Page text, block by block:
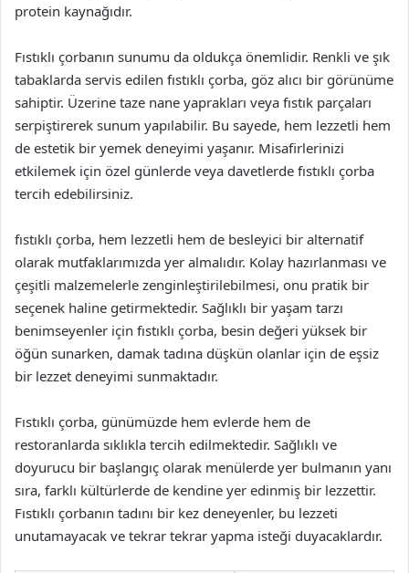
protein kaynağıdır.
Fıstıklı çorbanın sunumu da oldukça önemlidir. Renkli ve şık
tabaklarda servis edilen fıstıklı çorba, göz alıcı bir görünüme
sahiptir. Üzerine taze nane yaprakları veya fıstık parçaları
serpiştirerek sunum yapılabilir. Bu sayede, hem lezzetli hem
de estetik bir yemek deneyimi yaşanır. Misafirlerinizi
etkilemek için özel günlerde veya davetlerde fıstıklı çorba
tercih edebilirsiniz.
fıstıklı çorba, hem lezzetli hem de besleyici bir alternatif
olarak mutfaklarımızda yer almalıdır. Kolay hazırlanması ve
çeşitli malzemelerle zenginleştirilebilmesi, onu pratik bir
seçenek haline getirmektedir. Sağlıklı bir yaşam tarzı
benimseyenler için fıstıklı çorba, besin değeri yüksek bir
öğün sunarken, damak tadına düşkün olanlar için de eşsiz
bir lezzet deneyimi sunmaktadır.
Fıstıklı çorba, günümüzde hem evlerde hem de
restoranlarda sıklıkla tercih edilmektedir. Sağlıklı ve
doyurucu bir başlangıç olarak menülerde yer bulmanın yanı
sıra, farklı kültürlerde de kendine yer edinmiş bir lezzettir.
Fıstıklı çorbanın tadını bir kez deneyenler, bu lezzeti
unutamayacak ve tekrar tekrar yapma isteği duyacaklardır.